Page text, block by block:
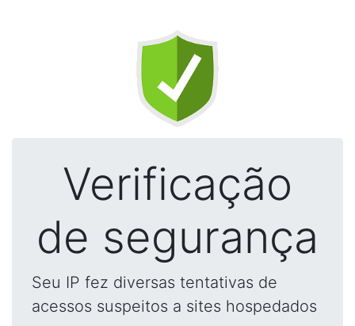
Verificação
de segurança
Seu IP fez diversas tentativas de
acessos suspeitos a sites hospedados